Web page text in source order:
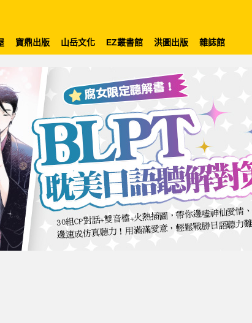
寶鼎出版 山岳文化 EZ叢書館 洪圖出版 雜誌館